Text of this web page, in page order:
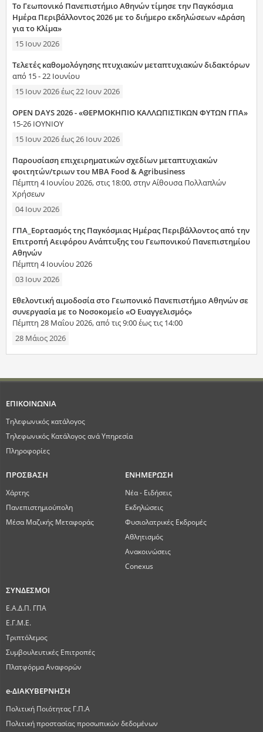
Το Γεωπονικό Πανεπιστήμιο Αθηνών τίμησε την Παγκόσμια
Ημέρα Περιβάλλοντος 2026 με το διήμερο εκδηλώσεων «Δράση
για το Κλίμα»
15 Ιουν 2026
Τελετές καθομολόγησης πτυχιακών μεταπτυχιακών διδακτόρων
από 15 - 22 Ιουνίου
15 Ιουν 2026έως22 Ιουν 2026
OPEN DAYS 2026 - «ΘΕΡΜΟΚΗΠΙΟ ΚΑΛΛΩΠΙΣΤΙΚΩΝ ΦΥΤΩΝ ΓΠΑ»
15-26 ΙΟΥΝΙΟΥ
15 Ιουν 2026έως26 Ιουν 2026
Παρουσίαση επιχειρηματικών σχεδίων μεταπτυχιακών
φοιτητών/τριων του MBA Food & Agribusiness
Πέμπτη 4 Ιουνίου 2026, στις 18:00, στην Αίθουσα Πολλαπλών
Χρήσεων
04 Ιουν 2026
ΓΠΑ_Εορτασμός της Παγκόσμιας Ημέρας Περιβάλλοντος από την
Επιτροπή Αειφόρου Ανάπτυξης του Γεωπονικού Πανεπιστημίου
Αθηνών
Πέμπτη 4 Ιουνίου 2026
03 Ιουν 2026
Εθελοντική αιμοδοσία στο Γεωπονικό Πανεπιστήμιο Αθηνών σε
συνεργασία με το Νοσοκομείο «Ο Ευαγγελισμός»
Πέμπτη 28 Μαΐου 2026, από τις 9:00 έως τις 14:00
28 Μάιος 2026
ΕΠΙΚΟΙΝΩΝΙΑ
Τηλεφωνικός κατάλογος
Τηλεφωνικός Κατάλογος ανά Υπηρεσία
Πληροφορίες
ΠΡΟΣΒΑΣΗ
Χάρτης
Πανεπιστημιούπολη
Μέσα Μαζικής Μεταφοράς
ΕΝΗΜΕΡΩΣΗ
Νέα - Ειδήσεις
Εκδηλώσεις
Φυσιολατρικές Εκδρομές
Αθλητισμός
Ανακοινώσεις
Conexus
ΣΥΝΔΕΣΜΟΙ
Ε.Α.Δ.Π. ΓΠΑ
Ε.Γ.Μ.Ε.
Τριπτόλεμος
Συμβουλευτικές Επιτροπές
Πλατφόρμα Αναφορών
e-ΔΙΑΚΥΒΕΡΝΗΣΗ
Πολιτική Ποιότητας Γ.Π.Α
Πολιτική προστασίας προσωπικών δεδομένων